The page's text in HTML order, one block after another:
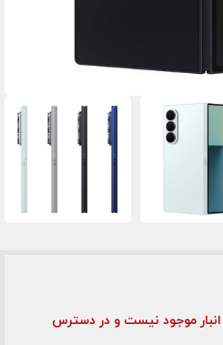
موجود نیست و در دسترس